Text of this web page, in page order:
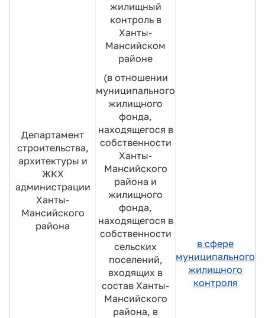
Департамент
строительства,
архитектуры и
ЖКХ
администрации
Ханты-
Мансийского
района
жилищный
контроль в
Ханты-
Мансийском
районе
(в отношении
муниципального
жилищного
фонда,
находящегося в
собственности
Ханты-
Мансийского
района и
жилищного
фонда,
находящегося в
собственности
сельских
поселений,
входящих в
состав Ханты-
Мансийского
района, в
в сфере
муниципального
жилищного
контроля